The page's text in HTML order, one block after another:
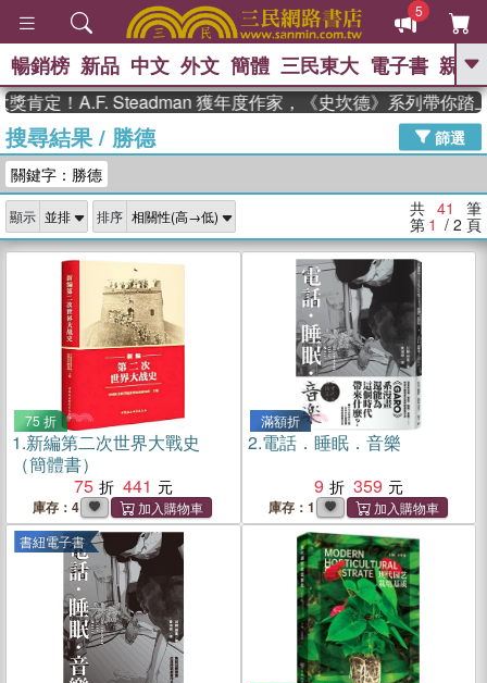
5
GO
高希均教授回憶錄
、 The Odyssey 、 父親節 、 如果歷
獎 臺灣漫遊錄 、 方念華 、 台灣的李
登輝時代
數學女孩：黎曼猜想 、
偉大的迷走神經
暢銷榜 新品 中文 外文 簡體 三民東大 電子書 親子
！A.F. Steadman 獲年度作家，《史坎德》系列帶你踏上熱血
搜尋結果/ 勝德
篩選
關鍵字：勝德
顯示 排序 共 41 筆
第 1 / 2 頁
75 折
1.新編第二次世界大戰史
（簡體書）
75
441
庫存：4
滿額折
2.電話．睡眠．音樂
9
359
庫存：1
書紐電子書